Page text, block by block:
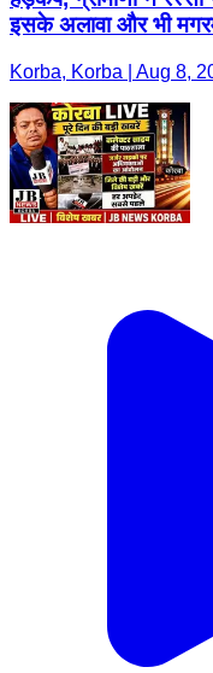
इसके अलावा और भी
Korba, Korba | Aug 8,